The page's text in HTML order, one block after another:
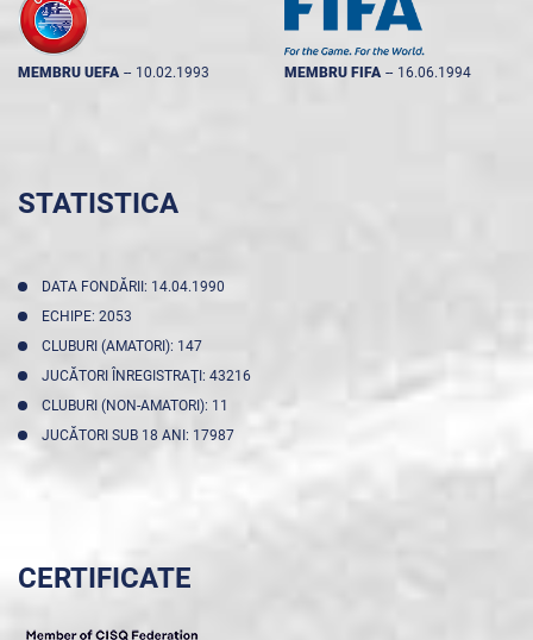
MEMBRU UEFA -- 10.02.1993 MEMBRU FIFA -- 16.06.1994
STATISTICA
DATA FONDĂRII: 14.04.1990
ECHIPE: 2053
CLUBURI (AMATORI): 147
JUCĂTORI ÎNREGISTRAŢI: 43216
CLUBURI (NON-AMATORI): 11
JUCĂTORI SUB 18 ANI: 17987
CERTIFICATE